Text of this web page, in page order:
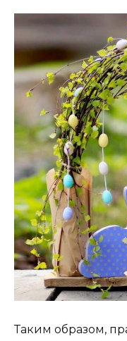
Таким образом,